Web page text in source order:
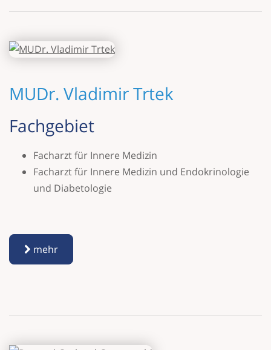
MUDr. Vladimir Trtek
Fach­gebiet
Facharzt für Innere Medizin
Facharzt für Innere Medizin und Endokrinologie
und Diabetologie
mehr